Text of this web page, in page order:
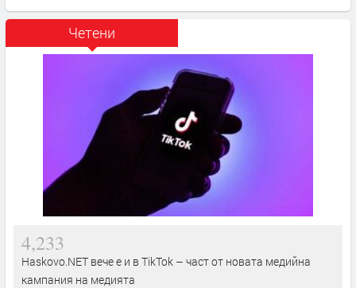
Четени
4,233
Haskovo.NET вече е и в TikTok – част от новата медийна
кампания на медията